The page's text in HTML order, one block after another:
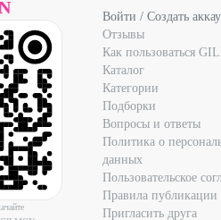
Войти / Создать
Отзывы
Как пользоваться
Каталог
Категории
Подборки
Вопросы и ответы
Политика о
данных
Пользовательское
Правила публикации
Пригласить друга